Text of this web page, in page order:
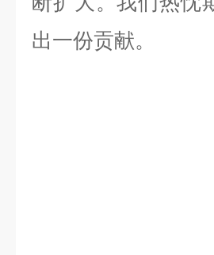
出一份贡献。